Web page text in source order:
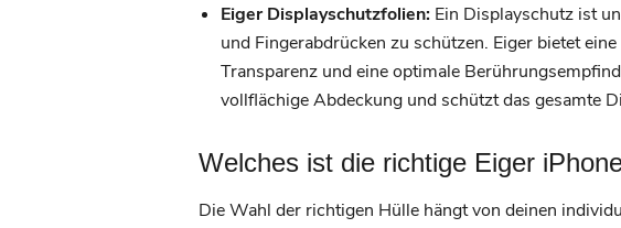
Eiger Displayschutzfolien: Ein Displayschutz ist
und Fingerabdrücken zu schützen. Eiger bietet
Transparenz und eine optimale
vollflächige Abdeckung und schützt das gesamte
Welches ist die richtige Eiger
Die Wahl der richtigen Hülle hängt von deinen